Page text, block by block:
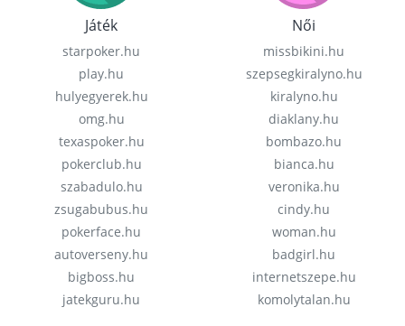
Játék
starpoker.hu
play.hu
hulyegyerek.hu
omg.hu
texaspoker.hu
pokerclub.hu
szabadulo.hu
zsugabubus.hu
pokerface.hu
autoverseny.hu
bigboss.hu
jatekguru.hu
Női
missbikini.hu
szepsegkiralyno.hu
kiralyno.hu
diaklany.hu
bombazo.hu
bianca.hu
veronika.hu
cindy.hu
woman.hu
badgirl.hu
internetszepe.hu
komolytalan.hu